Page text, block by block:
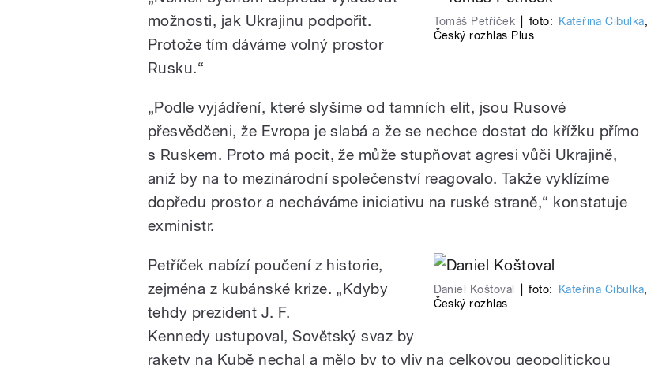
Tomáš Petříček foto: Kateřina Cibulka,
Český rozhlas Plus
možnosti, jak Ukrajinu podpořit.
Protože tím dáváme volný prostor
Rusku.“
„Podle vyjádření, které slyšíme od tamních elit, jsou Rusové
přesvědčeni, že Evropa je slabá a že se nechce dostat do křížku přímo
s Ruskem. Proto má pocit, že může stupňovat agresi vůči Ukrajině,
aniž by na to mezinárodní společenství reagovalo. Takže vyklízíme
dopředu prostor a necháváme iniciativu na ruské straně,“ konstatuje
exministr.
Daniel Koštoval foto: Kateřina Cibulka,
Český rozhlas
Petříček nabízí poučení z historie,
zejména z kubánské krize. „Kdyby
tehdy prezident J. F.
Kennedy ustupoval, Sovětský svaz by
rakety na Kubě nechal a mělo by to vliv na celkovou geopolitickou